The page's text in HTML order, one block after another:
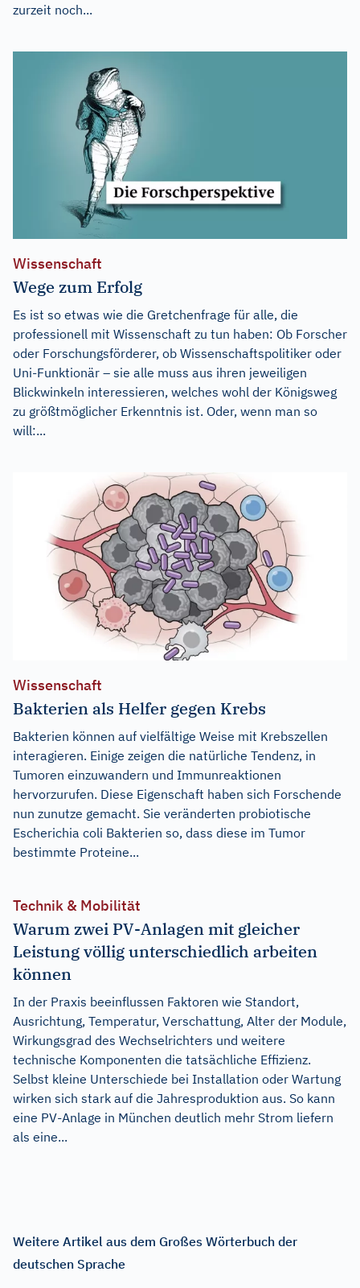
zurzeit noch...
Wissenschaft
Wege zum Erfolg
Es ist so etwas wie die Gretchenfrage für alle, die
professionell mit Wissenschaft zu tun haben: Ob Forscher
oder Forschungsförderer, ob Wissenschaftspolitiker oder
Uni-Funktionär – sie alle muss aus ihren jeweiligen
Blickwinkeln interessieren, welches wohl der Königsweg
zu größtmöglicher Erkenntnis ist. Oder, wenn man so
will:...
Wissenschaft
Bakterien als Helfer gegen Krebs
Bakterien können auf vielfältige Weise mit Krebszellen
interagieren. Einige zeigen die natürliche Tendenz, in
Tumoren einzuwandern und Immunreaktionen
hervorzurufen. Diese Eigenschaft haben sich Forschende
nun zunutze gemacht. Sie veränderten probiotische
Escherichia coli Bakterien so, dass diese im Tumor
bestimmte Proteine...
Technik & Mobilität
Warum zwei PV-Anlagen mit gleicher
Leistung völlig unterschiedlich arbeiten
können
In der Praxis beeinflussen Faktoren wie Standort,
Ausrichtung, Temperatur, Verschattung, Alter der Module,
Wirkungsgrad des Wechselrichters und weitere
technische Komponenten die tatsächliche Effizienz.
Selbst kleine Unterschiede bei Installation oder Wartung
wirken sich stark auf die Jahresproduktion aus. So kann
eine PV-Anlage in München deutlich mehr Strom liefern
als eine...
Weitere Artikel aus dem Großes Wörterbuch der
deutschen Sprache